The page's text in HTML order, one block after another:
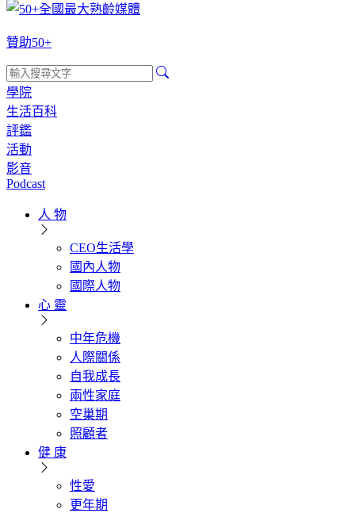
贊助50+
學院
生活百科
評鑑
活動
影音
Podcast
人 物
CEO生活學
國內人物
國際人物
心 靈
中年危機
人際關係
自我成長
兩性家庭
空巢期
照顧者
健 康
性愛
更年期